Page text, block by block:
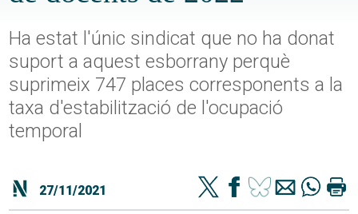
Ha estat l'únic sindicat que no ha donat
suport a aquest esborrany perquè
suprimeix 747 places corresponents a la
taxa d'estabilització de l'ocupació
temporal
27/11/2021